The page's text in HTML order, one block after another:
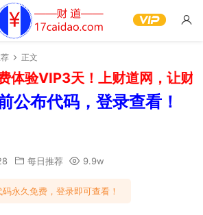
正文
体验VIP3天！上财道网，让财
公布代码，登录查看！
每日推荐 9.9w
码永久免费，登录即可查看！